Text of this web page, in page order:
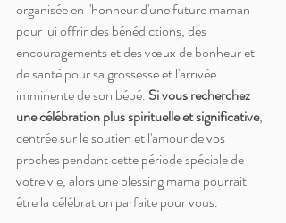
organisée en l'honneur d'une future maman
pour lui offrir des bénédictions, des
encouragements et des vœux de bonheur et
de santé pour sa grossesse et l'arrivée
imminente de son bébé. Si vous recherchez
une célébration plus spirituelle et significative,
centrée sur le soutien et l'amour de vos
proches pendant cette période spéciale de
votre vie, alors une blessing mama pourrait
être la célébration parfaite pour vous.